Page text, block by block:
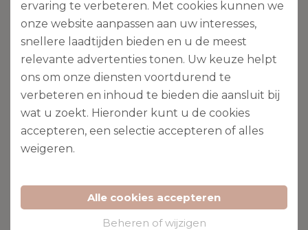
CLEAR CELL SALICYLIC
TONIC (118ML)
37.00
Toevoegen aan
winkelwagen
CLEAR CELL SALICYLIC
PADS (60 PADS)
€39.00
Toevoegen aan
winkelwagen
ervaring te verbeteren. Met cookies kunnen we
onze website aanpassen aan uw interesses,
snellere laadtijden bieden en u de meest
relevante advertenties tonen. Uw keuze helpt
ons om onze diensten voortdurend te
verbeteren en inhoud te bieden die aansluit bij
wat u zoekt. Hieronder kunt u de cookies
accepteren, een selectie accepteren of alles
weigeren.
Alle cookies accepteren
Beheren of wijzigen